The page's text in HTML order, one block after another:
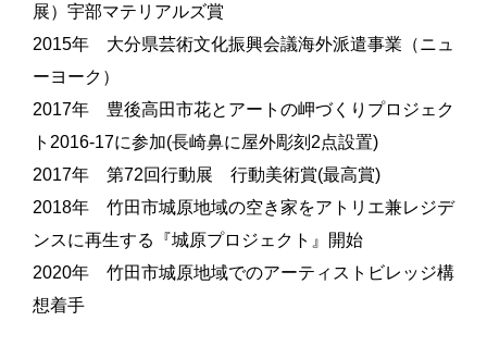
展）宇部マテリアルズ賞
2015年 大分県芸術文化振興会議海外派遣事業（ニュ
ーヨーク）
2017年 豊後高田市花とアートの岬づくりプロジェク
ト2016-17に参加(長崎鼻に屋外彫刻2点設置)
2017年 第72回行動展 行動美術賞(最高賞)
2018年 竹田市城原地域の空き家をアトリエ兼レジデ
ンスに再生する『城原プロジェクト』開始
2020年 竹田市城原地域でのアーティストビレッジ構
想着手